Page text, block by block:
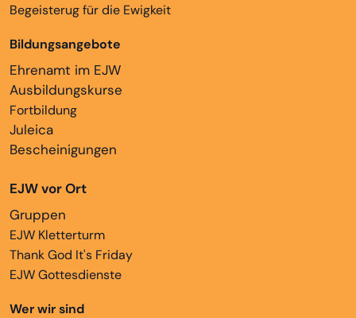
Begeisterug für die Ewigkeit
Bildungsangebote
Ehrenamt im EJW
Ausbildungskurse
Fortbildung
Juleica
Bescheinigungen
EJW vor Ort
Gruppen
EJW Kletterturm
Thank God It's Friday
EJW Gottesdienste
Wer wir sind